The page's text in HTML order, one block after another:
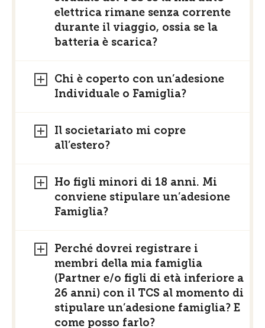
elettrica rimane senza corrente
durante il viaggio, ossia se la
batteria è scarica?
Chi è coperto con un’adesione
Individuale o Famiglia?
Il societariato mi copre
all’estero?
Ho figli minori di 18 anni. Mi
conviene stipulare un’adesione
Famiglia?
Perché dovrei registrare i
membri della mia famiglia
(Partner e/o figli di età inferiore a
26 anni) con il TCS al momento di
stipulare un’adesione famiglia? E
come posso farlo?